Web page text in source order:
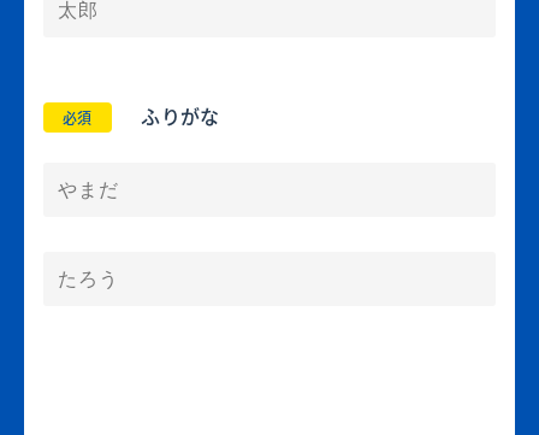
必須 ふりがな